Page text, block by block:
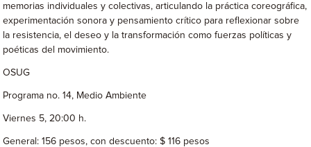
memorias individuales y colectivas, articulando la práctica coreográfica,
experimentación sonora y pensamiento crítico para reflexionar sobre
la resistencia, el deseo y la transformación como fuerzas políticas y
poéticas del movimiento.
OSUG
Programa no. 14, Medio Ambiente
Viernes 5, 20:00 h.
General: 156 pesos, con descuento: $ 116 pesos